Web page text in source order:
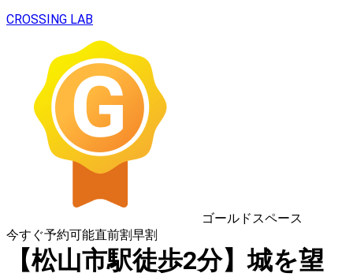
CROSSING LAB
ゴールドスペース
今すぐ予約可能直前割早割
【松山市駅徒歩2分】城を望